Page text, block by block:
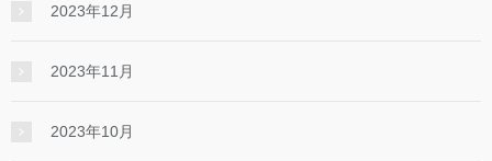
2023年12月
2023年11月
2023年10月